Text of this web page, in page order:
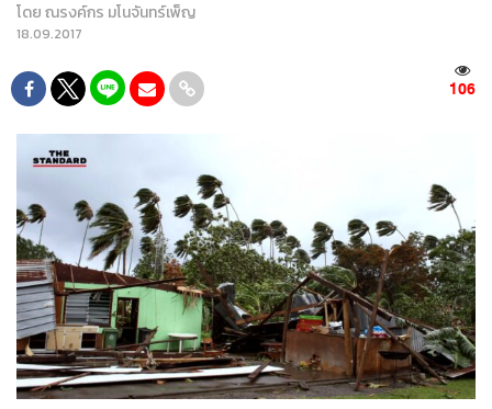
โดยณรงค์กร มโนจันทร์เพ็ญ
18.09.2017
106